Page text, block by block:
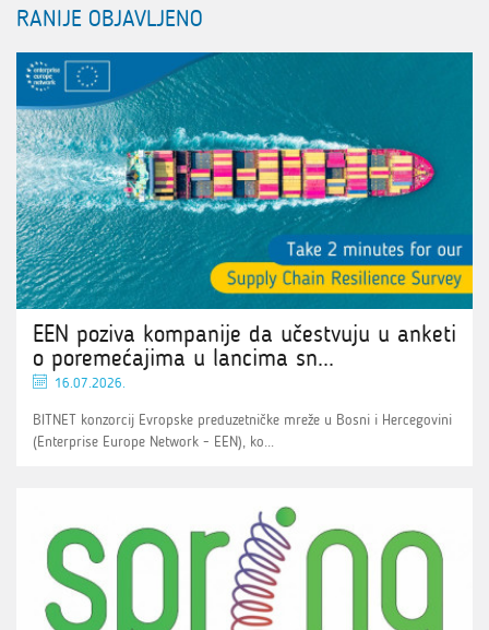
RANIJE OBJAVLJENO
EEN poziva kompanije da učestvuju u anketi
o poremećajima u lancima sn...
16.07.2026.
BITNET konzorcij Evropske preduzetničke mreže u Bosni i Hercegovini
(Enterprise Europe Network - EEN), ko...